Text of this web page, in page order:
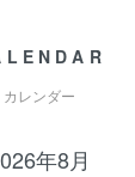
カレンダー
年8月